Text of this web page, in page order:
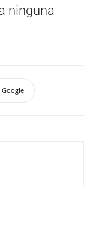
ninguna
Google